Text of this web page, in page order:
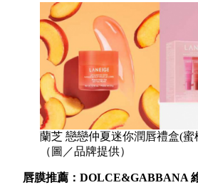
蘭芝 戀戀仲夏迷你潤唇禮盒(蜜
（圖／品牌提供）
唇膜推薦：DOLCE&GABBANA